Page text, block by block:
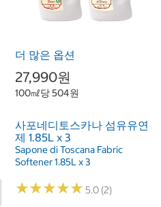
더 많은 옵션
27,990원
100㎖당 504원
사포네디토스카나 섬유유연
제 1.85L x 3
Sapone di Toscana Fabric
Softener 1.85L x 3
★★★★★
★★★★★ 5.0 (2)